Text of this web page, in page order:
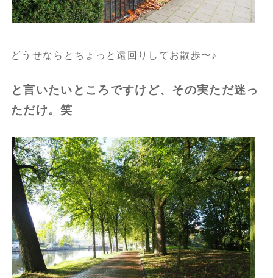
どうせならとちょっと遠回りしてお散歩〜♪
と言いたいところですけど、その実ただ迷っ
ただけ。笑